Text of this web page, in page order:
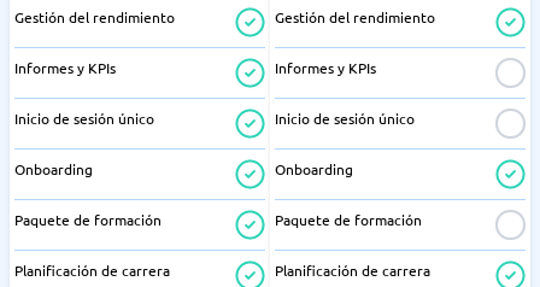
Gestión del rendimiento
Informes y KPIs
Inicio de sesión único
Onboarding
Paquete de formación
Planificación de carrera
Gestión del rendimiento
Informes y KPIs
Inicio de sesión único
Onboarding
Paquete de formación
Planificación de carrera